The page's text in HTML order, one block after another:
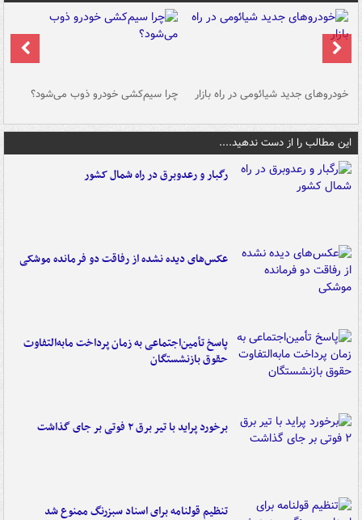
خودروهای جدید شیائومی در راه بازار چرا سیم‌کشی خودرو ذوب می‌شود؟
این مطالب را از دست ندهید....
رگبار و رعدوبرق در راه شمال کشور
عکس‌های دیده نشده از رفاقت دو فرمانده‌ موشکی
پاسخ تأمین‌اجتماعی به زمان پرداخت مابه‌التفاوت
حقوق بازنشستگان
برخورد پراید با تیر برق ۲ فوتی بر جای گذاشت
تنظیم قولنامه برای اسناد سبزرنگ ممنوع شد